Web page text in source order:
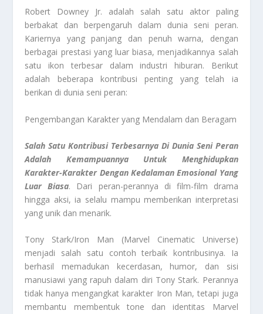
Robert Downey Jr. adalah salah satu aktor paling
berbakat dan berpengaruh dalam dunia seni peran.
Kariernya yang panjang dan penuh warna, dengan
berbagai prestasi yang luar biasa, menjadikannya salah
satu ikon terbesar dalam industri hiburan. Berikut
adalah beberapa kontribusi penting yang telah ia
berikan di dunia seni peran:
Pengembangan Karakter yang Mendalam dan Beragam
Salah Satu Kontribusi Terbesarnya Di Dunia Seni Peran
Adalah Kemampuannya Untuk Menghidupkan
Karakter-Karakter Dengan Kedalaman Emosional Yang
Luar Biasa. Dari peran-perannya di film-film drama
hingga aksi, ia selalu mampu memberikan interpretasi
yang unik dan menarik.
Tony Stark/Iron Man (Marvel Cinematic Universe)
menjadi salah satu contoh terbaik kontribusinya. Ia
berhasil memadukan kecerdasan, humor, dan sisi
manusiawi yang rapuh dalam diri Tony Stark. Perannya
tidak hanya mengangkat karakter Iron Man, tetapi juga
membantu membentuk tone dan identitas Marvel